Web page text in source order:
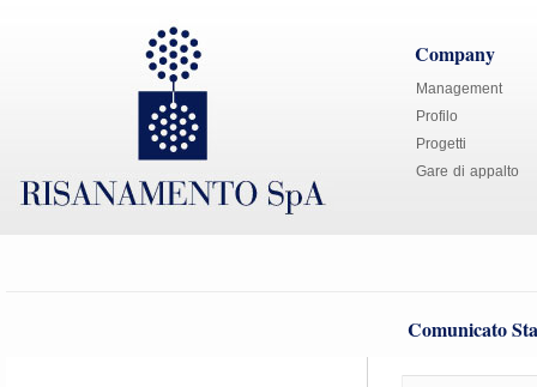
Company
Management
Profilo
Progetti
Gare di appalto
Comunicato